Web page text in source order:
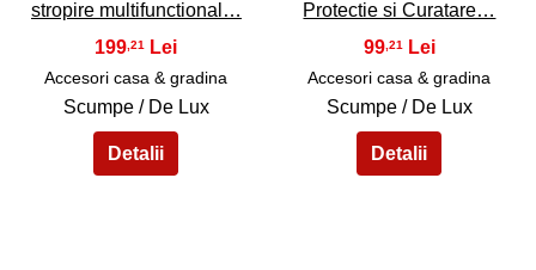
stropire multifunctional…
199 ,21
Accesori casa & gradina
Scumpe / De Lux
Protectie si Curatare…
99,21
Accesori casa & gradina
Scumpe / De Lux